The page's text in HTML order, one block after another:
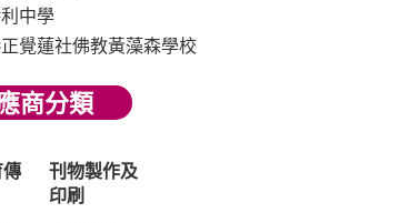
中學
覺蓮社佛教黃藻森學校
商分類
刊物製作及
印刷